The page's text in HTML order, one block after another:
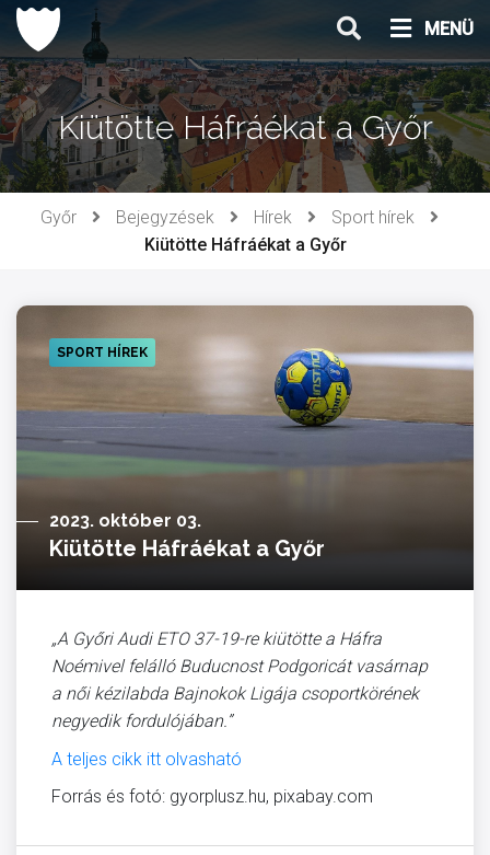
Ugrás
tartalomhoz
MENÜ
Kiütötte Háfráékat a Győr
Győr Bejegyzések Hírek
Sport hírek
Kiütötte Háfráékat a Győr
SPORT HÍREK
2023. október 03.
Kiütötte Háfráékat a Győr
„A Győri Audi ETO 37-19-re kiütötte a Háfra
Noémivel felálló Buducnost Podgoricát vasárnap
a női kézilabda Bajnokok Ligája csoportkörének
negyedik fordulójában.”
A teljes cikk itt olvasható
Forrás és fotó: gyorplusz.hu, pixabay.com